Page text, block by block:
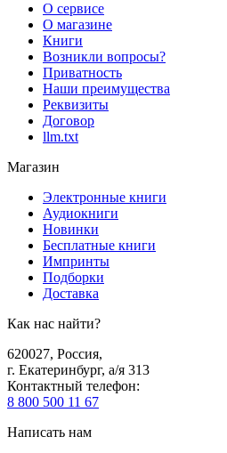
О сервисе
О магазине
Книги
Возникли вопросы?
Приватность
Наши преимущества
Реквизиты
Договор
llm.txt
Магазин
Электронные книги
Аудиокниги
Новинки
Бесплатные книги
Импринты
Подборки
Доставка
Как нас найти?
620027, Россия,
г. Екатеринбург, а/я 313
Контактный телефон:
8 800 500 11 67
Написать нам